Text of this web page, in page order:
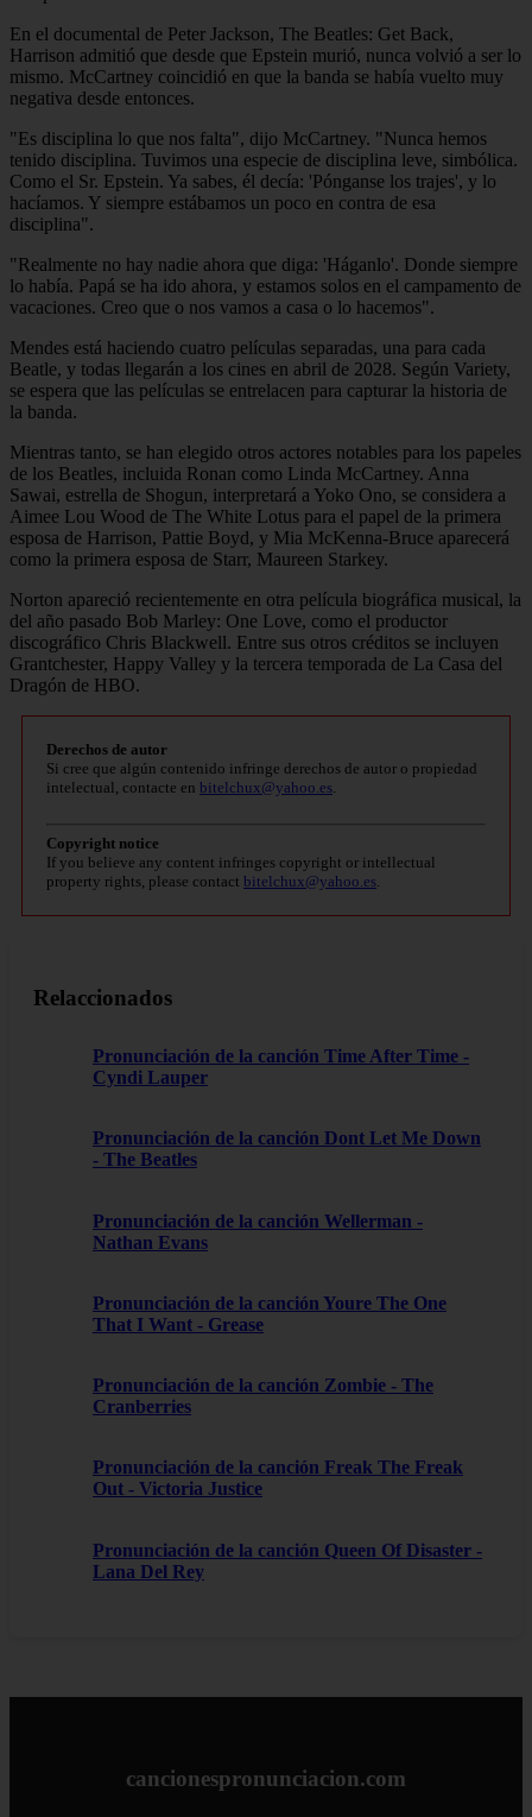
En el documental de Peter Jackson, The Beatles: Get Back,
Harrison admitió que desde que Epstein murió, nunca volvió a ser lo
mismo. McCartney coincidió en que la banda se había vuelto muy
negativa desde entonces.
"Es disciplina lo que nos falta", dijo McCartney. "Nunca hemos
tenido disciplina. Tuvimos una especie de disciplina leve, simbólica.
Como el Sr. Epstein. Ya sabes, él decía: 'Pónganse los trajes', y lo
hacíamos. Y siempre estábamos un poco en contra de esa
disciplina".
"Realmente no hay nadie ahora que diga: 'Háganlo'. Donde siempre
lo había. Papá se ha ido ahora, y estamos solos en el campamento de
vacaciones. Creo que o nos vamos a casa o lo hacemos".
Mendes está haciendo cuatro películas separadas, una para cada
Beatle, y todas llegarán a los cines en abril de 2028. Según Variety,
se espera que las películas se entrelacen para capturar la historia de
la banda.
Mientras tanto, se han elegido otros actores notables para los papeles
de los Beatles, incluida Ronan como Linda McCartney. Anna
Sawai, estrella de Shogun, interpretará a Yoko Ono, se considera a
Aimee Lou Wood de The White Lotus para el papel de la primera
esposa de Harrison, Pattie Boyd, y Mia McKenna-Bruce aparecerá
como la primera esposa de Starr, Maureen Starkey.
Norton apareció recientemente en otra película biográfica musical, la
del año pasado Bob Marley: One Love, como el productor
discográfico Chris Blackwell. Entre sus otros créditos se incluyen
Grantchester, Happy Valley y la tercera temporada de La Casa del
Dragón de HBO.
Derechos de autor
Si cree que algún contenido infringe derechos de autor o propiedad
intelectual, contacte en bitelchux@yahoo.es
Copyright notice
If you believe any content infringes copyright or intellectual
property rights, please contact bitelchux@yahoo.es
Relaccionados
Pronunciación de la canción Time After Time -
Cyndi Lauper
Pronunciación de la canción Dont Let Me Down
- The Beatles
Pronunciación de la canción Wellerman -
Nathan Evans
Pronunciación de la canción Youre The One
That I Want - Grease
Pronunciación de la canción Zombie - The
Cranberries
Pronunciación de la canción Freak The Freak
Out - Victoria Justice
Pronunciación de la canción Queen Of Disaster -
Lana Del Rey
cancionespronunciacion.com